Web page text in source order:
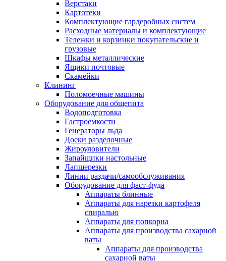
Верстаки
Картотеки
Комплектующие гардеробных систем
Расходные материалы и комплектующие
Тележки и корзинки покупательские и
грузовые
Шкафы металлические
Ящики почтовые
Скамейки
Клининг
Поломоечные машины
Оборудование для общепита
Водоподготовка
Гастроемкости
Генераторы льда
Доски разделочные
Жироуловители
Запайщики настольные
Лапшерезки
Линии раздачи/самообслуживания
Оборудование для фаст-фуда
Аппараты блинные
Аппараты для нарезки картофеля
спиралью
Аппараты для попкорна
Аппараты для производства сахарной
ваты
Аппараты для производства
сахарной ваты